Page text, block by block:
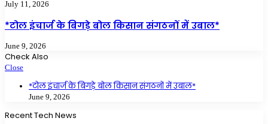
July 11, 2026
*टोल इंचार्ज के बिगड़े बोल किसान संगठनों में उबाल*
June 9, 2026
Check Also
Close
*टोल इंचार्ज के बिगड़े बोल किसान संगठनों में उबाल*
June 9, 2026
Recent Tech News